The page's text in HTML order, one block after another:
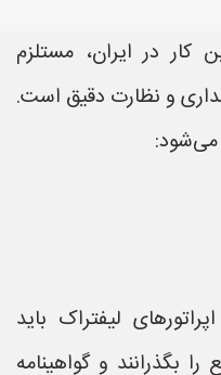
کار در ایران، مستلزم
و نظارت دقیق است.
می‌شود:
لیفتراک باید
بگذرانند و گواهینامه